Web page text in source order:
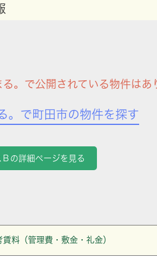
。で公開されている物件はあ
。で町田市の物件を探す
Ｂの詳細ページを見る
賃料（管理費・敷金・礼金）